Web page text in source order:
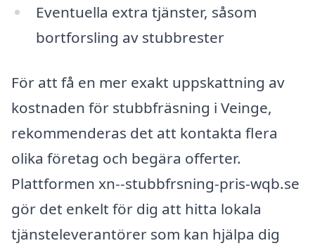
Eventuella extra tjänster, såsom
bortforsling av stubbrester
För att få en mer exakt uppskattning av
kostnaden för stubbfräsning i Veinge,
rekommenderas det att kontakta flera
olika företag och begära offerter.
Plattformen xn--stubbfrsning-pris-wqb.se
gör det enkelt för dig att hitta lokala
tjänsteleverantörer som kan hjälpa dig